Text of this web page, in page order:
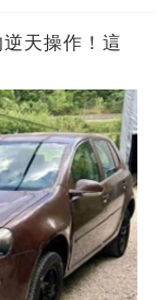
天操作！這